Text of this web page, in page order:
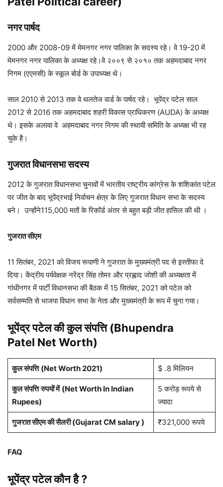
नगर पार्षद
2000 और 2008-09 में मेमनगर नगर पालिका के सदस्य रहे। वे 19-20 में
मेमनगर नगर पालिका के अध्यक्ष रहे।वे २००९ से २०१० तक अहमदाबाद नगर
निगम (एएमसी) के स्कूल बोर्ड के उपाध्यक्ष थे।
साल 2010 से 2013 तक वे थलतेज वार्ड के पार्षद रहे। भूपेंद्र पटेल साल
2012 से 2016 तक अहमदाबाद शहरी विकास प्राधिकरण (AUDA) के अध्यक्ष
थे। इसके अलावा वे अहमदाबाद नगर निगम की स्थायी समिति के अध्यक्ष भी रह
चुके है।
गुजरात विधानसभासदस्य
2012 के गुजरात विधानसभा चुनावों में भारतीय राष्ट्रीय कांग्रेस के शशिकांत पटेल
पर जीत के बाद भूपेंद्रभाई निर्वाचन क्षेत्र के लिए गुजरात विधान सभा के सदस्य
बने। उन्होंने115,000 मतों के रिकॉर्ड अंतर से बहुत बड़ी जीत हासिल की थी ।
गुजरात सीएम
11 सितंबर, 2021 को विजय रूपाणी ने गुजरात के मुख्यमंत्री पद से इस्तीफा दे
दिया। केंद्रीय पर्यवेक्षक नरेंद्र सिंह तोमर और प्रह्लाद जोशी की अध्यक्षता में
गांधीनगर में पार्टी विधानसभा की बैठक में 15 सितंबर, 2021 को पटेल को
सर्वसम्मति से भाजपा विधान सभा के नेता और मुख्यमंत्री के रूप में चुना गया।
भूपेंद्र पटेल की कुल संपत्ति (Bhupendra
Patel Net Worth)
कुल संपत्ति (Net Worth 2021) $ .8 मिलियन
कुल संपत्ति रुपयों में (Net Worth In Indian
Rupees)
5 करोड़ रूपये से
ज्यादा
गुजरात सीएम की सैलरी (Gujarat CM salary ) ₹321,000 रूपये
FAQ
भूपेंद्र पटेल कौन है ?